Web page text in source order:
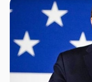
서던플래닛장이 맡았다.